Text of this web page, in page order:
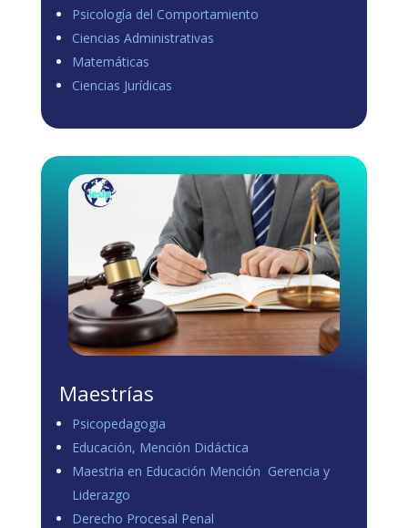
Load more
Psicología del Comportamiento
Ciencias Administrativas
Matemáticas
Ciencias Jurídicas
Maestrías
Psicopedagogia
Educación, Mención Didáctica
Maestria en Educación Mención Gerencia y
Liderazgo
Derecho Procesal Penal